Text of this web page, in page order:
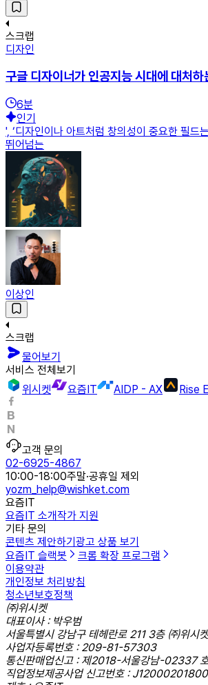
스크랩
디자인
구글 디자이너가 인공지능 시대에 대처하
6분
인기
', ‘디자인이나 아트처럼 창의성이 중요한 필
뛰어넘는
이상인
스크랩
물어보기
서비스 전체보기
위시켓
요즘IT AIDP - AX Rise
고객 문의
02-6925-4867
10:00-18:00주말·공휴일 제외
yozm_help@wishket.com
요즘IT
요즘IT 소개작가 지원
기타 문의
콘텐츠 제안하기 광고 상품 보기
요즘IT 슬랙봇
크롬 확장 프로그램
이용약관
개인정보 처리방침
청소년보호정책
㈜위시켓
대표이사 : 박우범
서울특별시 강남구 테헤란로 211 3층 ㈜위시켓
사업자등록번호 : 209-81-57303
통신판매업신고 : 제2018-서울강남-02337
직업정보제공사업 신고번호 :